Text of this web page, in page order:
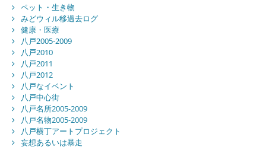
ペット・生き物
みどウィル移過去ログ
健康・医療
八戸2005-2009
八戸2010
八戸2011
八戸2012
八戸なイベント
八戸中心街
八戸名所2005-2009
八戸名物2005-2009
八戸横丁アートプロジェクト
妄想あるいは暴走